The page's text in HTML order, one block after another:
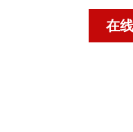
在